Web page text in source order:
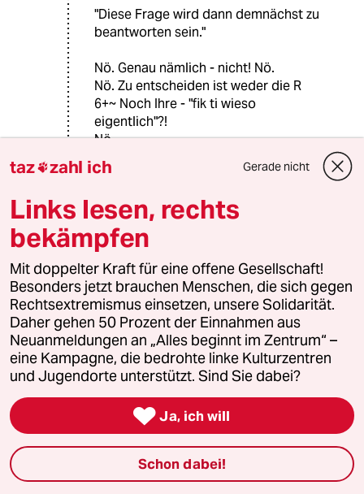
"Diese Frage wird dann demnächst zu
beantworten sein."
Nö. Genau nämlich - nicht! Nö.
Nö. Zu entscheiden ist weder die R
6+~ Noch Ihre - "fik ti wieso
eigentlich"?!
Nö.
Sondern allein - der konkrete
Lebensvorgang auf der Grundlage
Tatsachen!
So geht das.
DM Dr. McSchreck
02.03.2018, 15:32 Uhr
"Der BGH lehnt schematische Lösungen nun
generell ab" - eben. Und der Berliner Fall war
noch mit Mühe von Fahrlässigkeit ausgehen
Belebte innerstädtische Straße, mehrere rote
Ampeln, 3-fache Geschwindigkeit ggü der
taz zahl ich Gerade nicht
Links lesen, rechts
bekämpfen
Mit doppelter Kraft für eine offene Gesellschaft!
Besonders jetzt brauchen Menschen, die sich gegen
Rechtsextremismus einsetzen, unsere Solidarität.
Daher gehen 50 Prozent der Einnahmen aus
Neuanmeldungen an „Alles beginnt im Zentrum“ –
eine Kampagne, die bedrohte linke Kulturzentren
und Jugendorte unterstützt. Sind Sie dabei?
 Ja, ich will
Schon dabei!